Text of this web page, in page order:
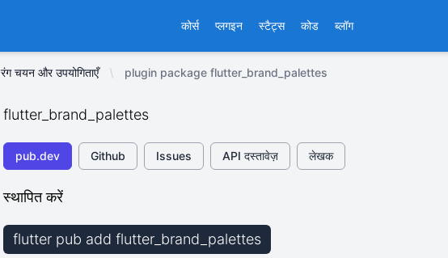
कोर्स प्लगइन स्टैट्स कोड ब्लॉग
रंग चयन और उपयोगिताएँ plugin package flutter_brand_palettes
flutter_brand_palettes
pub.dev Github Issues API दस्तावेज़ लेखक
स्थापित करें
flutter pub add flutter_brand_palettes